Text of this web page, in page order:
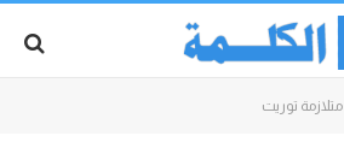
متلازمة توريت